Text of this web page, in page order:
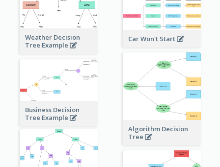
Weather Decision
Tree Example
Car Won't Start
Algorithm Decision
Tree
Business Decision
Tree Example